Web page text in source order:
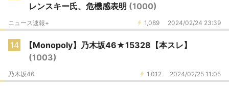
レンスキー氏、危機感表明 (1000)
1,089 2024/02/24 23:39
ニュース速報+
14
【Monopoly】乃木坂46★15328【本スレ】
(1003)
1,012 2024/02/25 11:05
乃木坂46